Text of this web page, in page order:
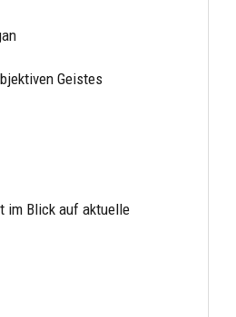
Geistes
im Blick auf aktuelle